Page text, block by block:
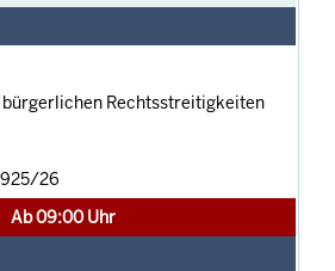
bürgerlichen Rechtsstreitigkeiten
26
Ab 09:00 Uhr